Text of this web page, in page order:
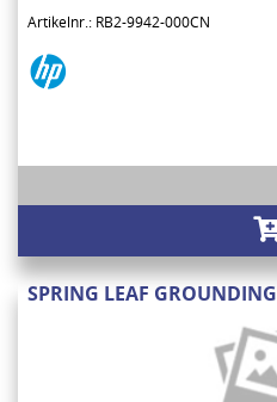
Artikelnr.: RB2-9942-000CN
SPRING LEAF GROUNDING